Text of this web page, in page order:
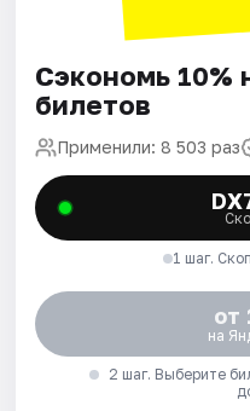
Сэкономь 10%
билетов
Применили: 8 503 раз
1 шаг.
от
на
2 шаг. Выберите